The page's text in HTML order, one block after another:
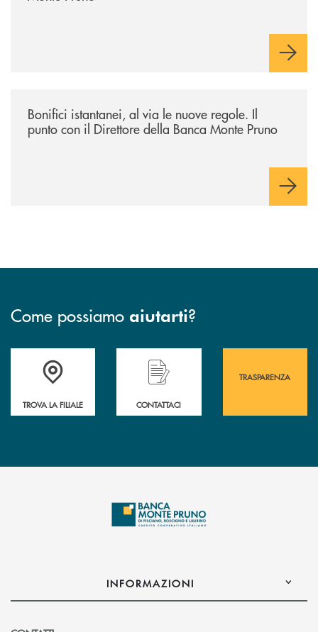
Bonifici istantanei, al via le nuove regole. Il
punto con il Direttore della Banca Monte Pruno
Come possiamo aiutarti?
Accedi all' elenco completo&nbsp; delle&nbsp; filiali&nbsp; di Banca
TROVA LA FILIALE
Hai bisogno di assistenza immediata?
CONTATTACI
TRASPARENZA
INFORMAZIONI